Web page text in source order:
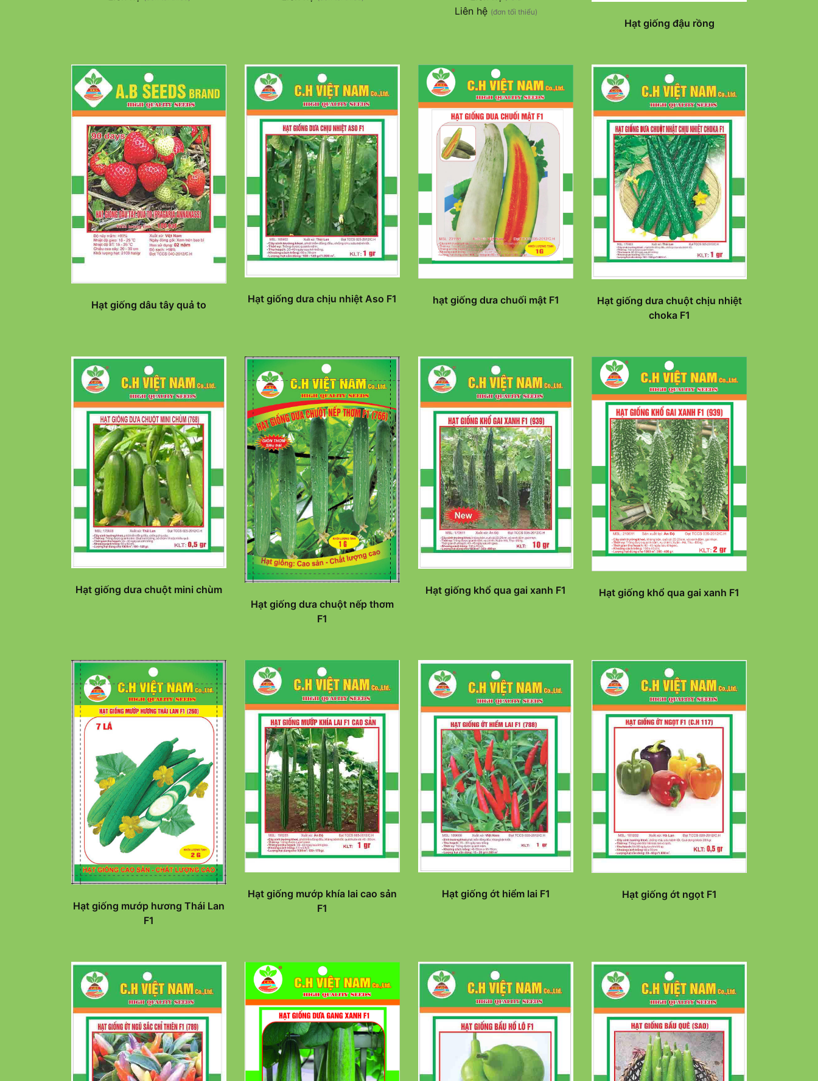
Liên hệ (đơn tối thiểu)
Hạt giống đậu rồng
Hạt giống dâu tây quả to Hạt giống dưa chịu nhiệt Aso F1 hạt giống dưa chuối mật F1
Hạt giống dưa chuột chịu nhiệt
choka F1
Hạt giống dưa chuột mini chùm
Hạt giống dưa chuột nếp thơm
F1
Hạt giống khổ qua gai xanh F1 Hạt giống khổ qua gai xanh F1
Hạt giống mướp hương Thái Lan
F1
Hạt giống mướp khía lai cao sản
F1
Hạt giống ớt hiểm lai F1 Hạt giống ớt ngọt F1